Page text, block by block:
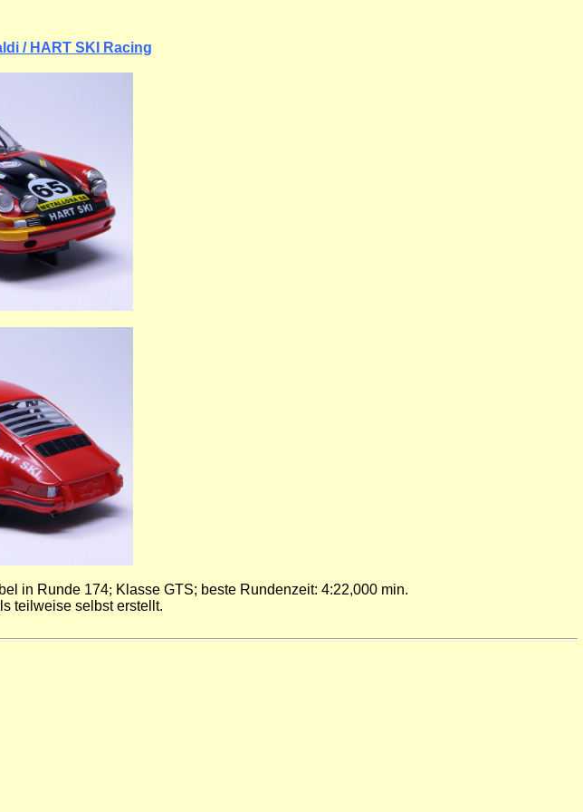
/ HART SKI Racing
in Runde 174; Klasse GTS; beste Rundenzeit: 4:22,000 min.
teilweise selbst erstellt.